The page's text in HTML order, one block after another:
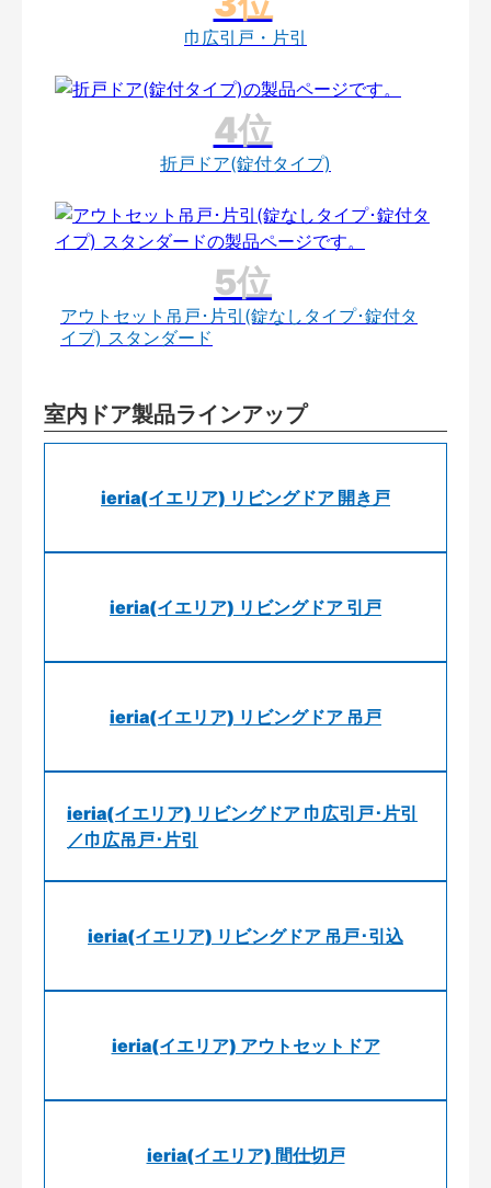
巾広引戸・片引
折戸ドア(錠付タイプ)
アウトセット吊戸･片引(錠なしタイプ･錠付タ
イプ) スタンダード
室内ドア製品ラインアップ
ieria(イエリア) リビングドア 開き戸
ieria(イエリア) リビングドア 引戸
ieria(イエリア) リビングドア 吊戸
ieria(イエリア) リビングドア 巾広引戸･片引
／巾広吊戸･片引
ieria(イエリア) リビングドア 吊戸･引込
ieria(イエリア) アウトセットドア
ieria(イエリア) 間仕切戸